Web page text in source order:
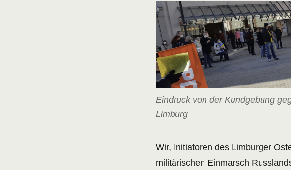
Eindruck von der Kundgebung
Limburg
Wir, Initiatoren des Limburger
militärischen Einmarsch